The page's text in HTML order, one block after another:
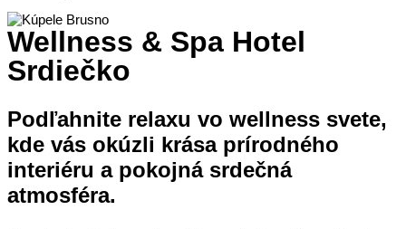
Wellness & Spa Hotel
Srdiečko
Podľahnite relaxu vo wellness svete,
kde vás okúzli krása prírodného
interiéru a pokojná srdečná
atmosféra.